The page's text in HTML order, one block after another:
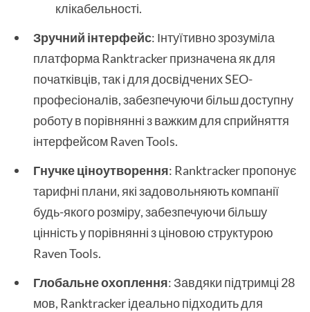
клікабельності.
Зручний інтерфейс: Інтуїтивно зрозуміла
платформа Ranktracker призначена як для
початківців, так і для досвідчених SEO-
професіоналів, забезпечуючи більш доступну
роботу в порівнянні з важким для сприйняття
інтерфейсом Raven Tools.
Гнучке ціноутворення: Ranktracker пропонує
тарифні плани, які задовольняють компанії
будь-якого розміру, забезпечуючи більшу
цінність у порівнянні з ціновою структурою
Raven Tools.
Глобальне охоплення: Завдяки підтримці 28
мов, Ranktracker ідеально підходить для